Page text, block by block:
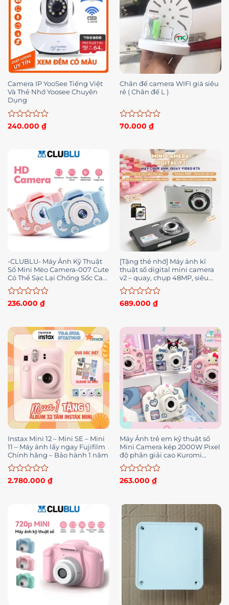
Camera IP YooSee Tiếng Việt
Và Thẻ Nhớ Yoosee Chuyên
Dụng
Được
sao
240.000 ₫
Chân đế camera WIFI giá siêu
rẻ ( Chân đế L )
Được
0
5
sao
70.000 ₫
-CLUBLU- Máy Ảnh Kỹ Thuật
Số Mini Mèo Camera-007 Cute
Có Thể Sạc Lại Chống Sốc Cao
Cấp Cho Bé
Được
0
sao
236.000 ₫
[Tặng thẻ nhớ] Máy ảnh kĩ
thuật số digital mini camera
v2 – quay, chụp 48MP, siêu
mỏng nhỏ gọn
Được
0
sao
689.000 ₫
Instax Mini 12 – Mini SE – Mini
11 – Máy ảnh lấy ngay Fujifilm
Chính hãng – Bảo hành 1 năm
Được
sao
2.780.000 ₫
Máy Ảnh trẻ em kỹ thuật số
Mini Camera kép 2000W Pixel
độ phân giải cao Kuromi
Cinnamoroll Melody
Được
0
sao
263.000 ₫